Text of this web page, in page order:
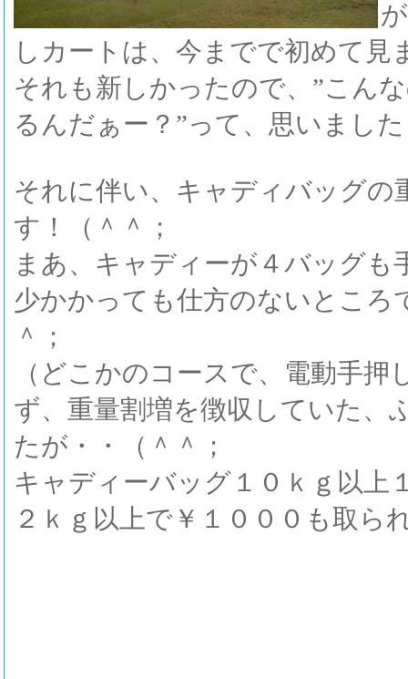
しカートは、今までで初めて見
それも新しかったので、”こん
るんだぁー？”って、思いまし
それに伴い、キャディバッグの
す！（＾＾；
まあ、キャディーが４バッグ
少かかっても仕方のないところ
＾；
（どこかのコースで、電動手
ず、重量割増を徴収していた、
たが・・（＾＾；
キャディーバッグ１０ｋｇ以上
２ｋｇ以上で￥１０００も取ら